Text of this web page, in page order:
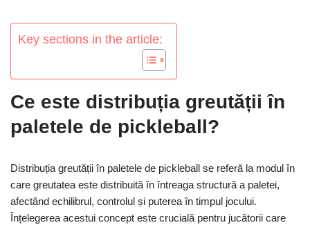
Key sections in the article:
Ce este distribuția greutății în
paletele de pickleball?
Distribuția greutății în paletele de pickleball se referă la modul în
care greutatea este distribuită în întreaga structură a paletei,
afectând echilibrul, controlul și puterea în timpul jocului.
Înțelegerea acestui concept este crucială pentru jucătorii care